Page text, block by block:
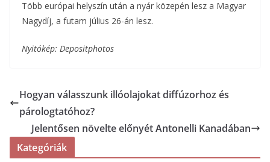
Több európai helyszín után a nyár közepén lesz a Magyar
Nagydíj, a futam július 26-án lesz.
Nyitókép: Depositphotos
Hogyan válasszunk illóolajokat diffúzorhoz és
párologtatóhoz?
Jelentősen növelte előnyét Antonelli Kanadában
Kategóriák